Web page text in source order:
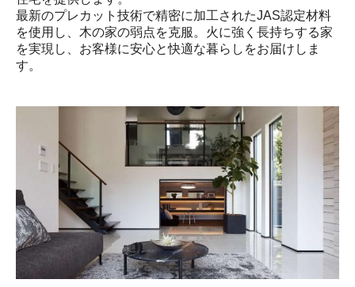
最新のプレカット技術で精密に加工されたJAS認定材料
を使用し、木の家の弱点を克服。火に強く長持ちする家
を実現し、お客様に安心と快適な暮らしをお届けしま
す。